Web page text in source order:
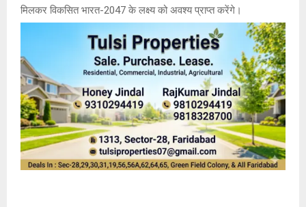
मिलकर विकसित भारत-2047 के लक्ष्य को अवश्य प्राप्त करेंगे।